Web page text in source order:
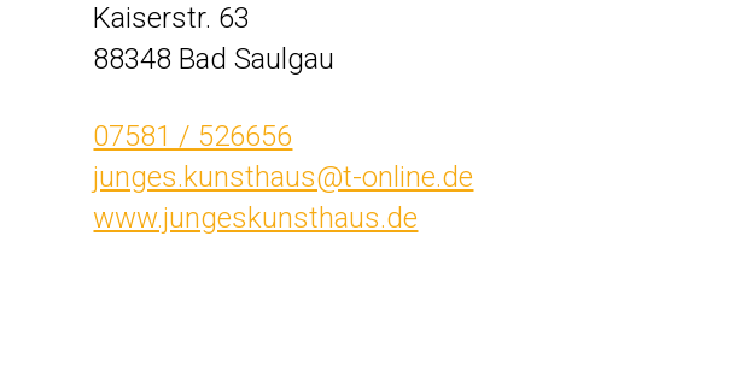
Kaiserstr. 63
88348 Bad Saulgau
07581 / 526656
junges.kunsthaus@t-online.de
www.jungeskunsthaus.de